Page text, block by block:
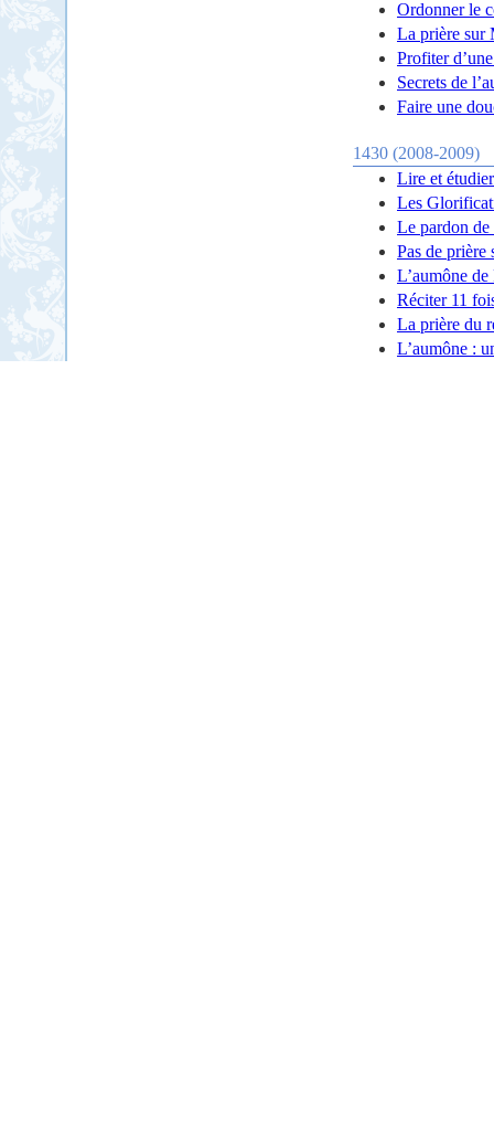
Ordonner le
La prière sur
Profiter
Secrets de
Faire une
1430 (2008-2009)
Lire et
Les
Le pardon de
Pas de prière
L’aumône
Réciter 11
La prière du
L’aumône :